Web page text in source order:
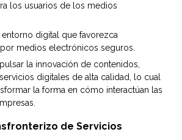
los usuarios de los medios
entorno digital que favorezca
medios electrónicos seguros.
la innovación de contenidos,
digitales de alta calidad, lo cual
la forma en cómo interactúan las
de Servicios